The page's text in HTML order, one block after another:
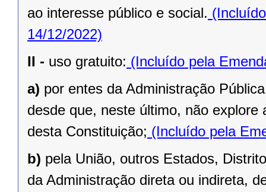
ao interesse público e social.
14/12/2022)
II - uso gratuito: (Incluído pela
a) por entes da Administração
desde que, neste último, não
desta Constituição; (Incluído pela
b) pela União, outros Estados,
da Administração direta ou indireta,